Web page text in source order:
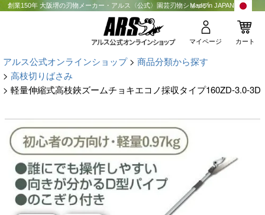
創業150年 大阪堺の刃物メーカー・アルス〈公式〉園芸刃物ショップMade in JAPAN
マイページ カート
アルス公式オンラインショップ
商品分類から探す
高枝切りばさみ
軽量伸縮式高枝鋏ズームチョキエコノ採収タイプ160ZD-3.0-3D